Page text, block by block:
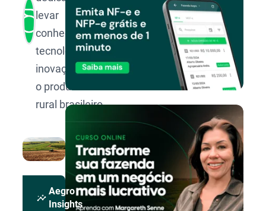
levar
conhecimento,
tecnologia e
inovação para
o produtor
rural brasileiro.
insights
Aegro
Insights